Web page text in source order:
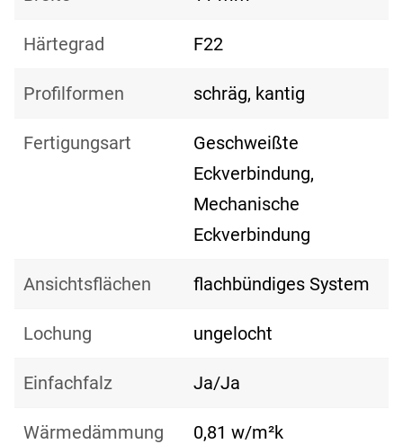
Härtegrad F22
Profilformen schräg, kantig
Fertigungsart
Geschweißte
Eckverbindung,
Mechanische
Eckverbindung
Ansichtsflächen flachbündiges System
Lochung ungelocht
Einfachfalz Ja/Ja
Wärmedämmung 0,81 w/m²k